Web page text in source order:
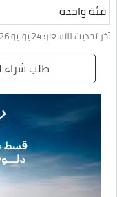
فئة واحدة
آخر تحديث للأسعار: 24 يونيو 2026 10:15 م.
طلب شراء Soueast S06 DM بالرسمي